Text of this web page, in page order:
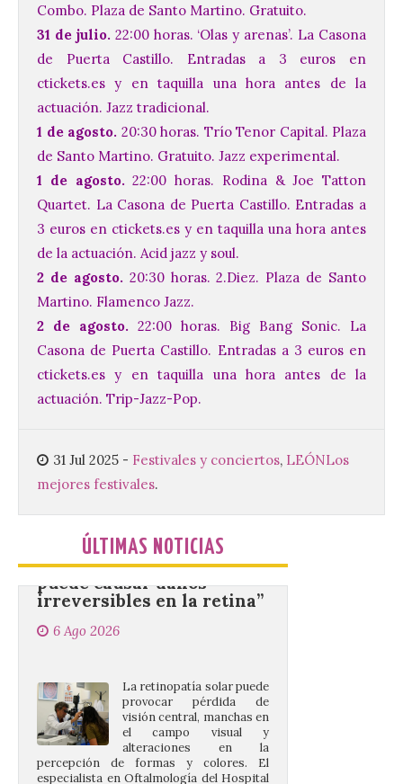
Combo. Plaza de Santo Martino. Gratuito.
31 de julio. 22:00 horas. ‘Olas y arenas’. La Casona
de Puerta Castillo. Entradas a 3 euros en
ctickets.es y en taquilla una hora antes de la
actuación. Jazz tradicional.
1 de agosto. 20:30 horas. Trío Tenor Capital. Plaza
de Santo Martino. Gratuito. Jazz experimental.
1 de agosto. 22:00 horas. Rodina & Joe Tatton
Quartet. La Casona de Puerta Castillo. Entradas a
3 euros en ctickets.es y en taquilla una hora antes
de la actuación. Acid jazz y soul.
2 de agosto. 20:30 horas. 2.Diez. Plaza de Santo
Martino. Flamenco Jazz.
2 de agosto. 22:00 horas. Big Bang Sonic. La
Casona de Puerta Castillo. Entradas a 3 euros en
ctickets.es y en taquilla una hora antes de la
actuación. Trip-Jazz-Pop.
31 Jul 2025 - Festivales y conciertos, LEÓNLos
mejores festivales.
ÚLTIMAS NOTICIAS
El Ayuntamiento de La
Bañeza presenta el
Festival One More Time,
una cita con la música de
los 80 y 90 para el 16 de
agosto en la Plaza Mayor.
6 Ago 2026
Se celebrará el próximo
domingo 16 de agosto, a
partir de las 23:00 horas,
en la Plaza Mayor de la
ciudad. El Salón de Plenos
del Ayuntamiento de La Bañeza ha
acogido esta mañana la presentación
“Mirar un eclipse sin
puede causar daños
irreversibles en la retina”
6 Ago 2026
alteraciones en la
percepción de formas y colores. El
especialista en Oftalmología del Hospital
San Juan de Dios de León, Dr. Mahave
Ruiz, advierte de […]